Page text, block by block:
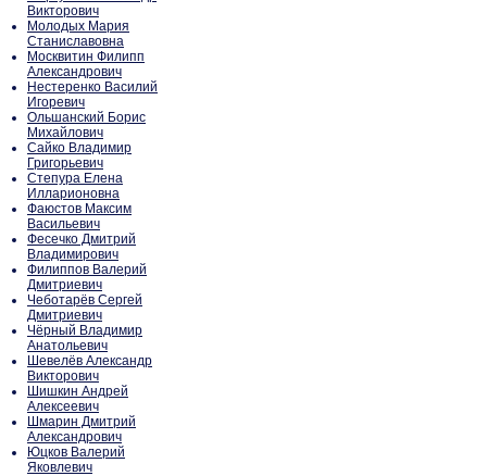
Викторович
Молодых Мария
Станиславовна
Москвитин Филипп
Александрович
Нестеренко Василий
Игоревич
Ольшанский Борис
Михайлович
Сайко Владимир
Григорьевич
Степура Елена
Илларионовна
Фаюстов Максим
Васильевич
Фесечко Дмитрий
Владимирович
Филиппов Валерий
Дмитриевич
Чеботарёв Сергей
Дмитриевич
Чёрный Владимир
Анатольевич
Шевелёв Александр
Викторович
Шишкин Андрей
Алексеевич
Шмарин Дмитрий
Александрович
Юцков Валерий
Яковлевич